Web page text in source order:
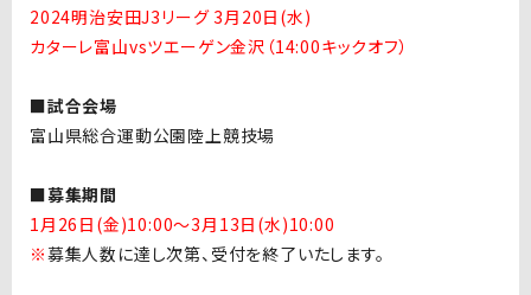
2024明治安田J3リーグ 3月20日(水)
カターレ富山vsツエーゲン金沢（14:00キックオフ）
■試合会場
富山県総合運動公園陸上競技場
■募集期間
1月26日(金)10:00〜3月13日(水)10:00
※募集人数に達し次第、受付を終了いたします。